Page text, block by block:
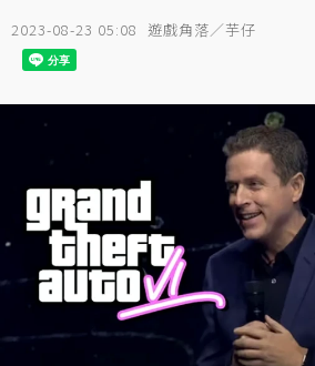
2023-08-23 05:08 遊戲角落／芋仔